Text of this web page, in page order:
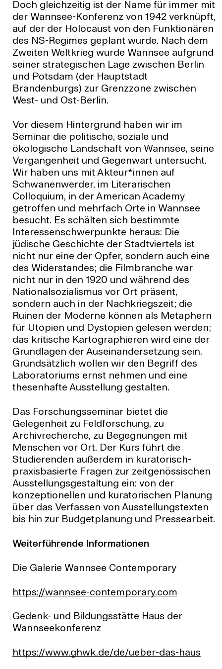
Doch gleichzeitig ist der Name für immer mit
der Wannsee-Konferenz von 1942 verknüpft,
auf der der Holocaust von den Funktionären
des NS-Regimes geplant wurde. Nach dem
Zweiten Weltkrieg wurde Wannsee aufgrund
seiner strategischen Lage zwischen Berlin
und Potsdam (der Hauptstadt
Brandenburgs) zur Grenzzone zwischen
West- und Ost-Berlin.
Vor diesem Hintergrund haben wir im
Seminar die politische, soziale und
ökologische Landschaft von Wannsee, seine
Vergangenheit und Gegenwart untersucht.
Wir haben uns mit Akteur*innen auf
Schwanenwerder, im Literarischen
Colloquium, in der American Academy
getroffen und mehrfach Orte in Wannsee
besucht. Es schälten sich bestimmte
Interessenschwerpunkte heraus: Die
jüdische Geschichte der Stadtviertels ist
nicht nur eine der Opfer, sondern auch eine
des Widerstandes; die Filmbranche war
nicht nur in den 1920 und während des
Nationalsozialismus vor Ort präsent,
sondern auch in der Nachkriegszeit; die
Ruinen der Moderne können als Metaphern
für Utopien und Dystopien gelesen werden;
das kritische Kartographieren wird eine der
Grundlagen der Auseinandersetzung sein.
Grundsätzlich wollen wir den Begriff des
Laboratoriums ernst nehmen und eine
thesenhafte Ausstellung gestalten.
Das Forschungsseminar bietet die
Gelegenheit zu Feldforschung, zu
Archivrecherche, zu Begegnungen mit
Menschen vor Ort. Der Kurs führt die
Studierenden außerdem in kuratorisch-
praxisbasierte Fragen zur zeitgenössischen
Ausstellungsgestaltung ein: von der
konzeptionellen und kuratorischen Planung
über das Verfassen von Ausstellungstexten
bis hin zur Budgetplanung und Pressearbeit.
Weiterführende Informationen
Die Galerie Wannsee Contemporary
https://wannsee-contemporary.com
Gedenk- und Bildungsstätte Haus der
Wannseekonferenz
https://www.ghwk.de/de/ueber-das-haus